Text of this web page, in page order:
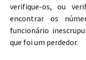
verifique-os, ou
encontrar os
funcionário
que foi um perdedor.